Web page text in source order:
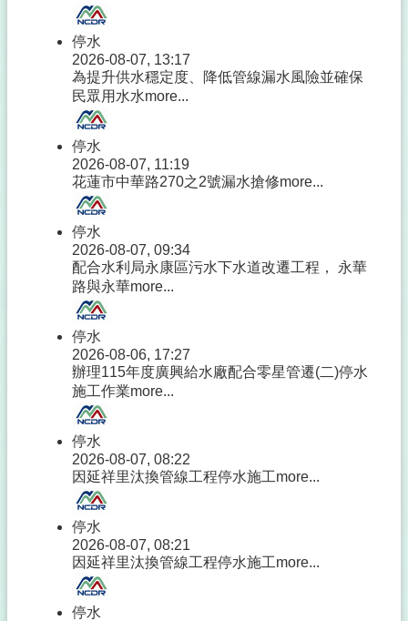
停水
2026-08-07, 13:17
為提升供水穩定度、降低管線漏水風險並確保
民眾用水水more...
停水
2026-08-07, 11:19
花蓮市中華路270之2號漏水搶修more...
停水
2026-08-07, 09:34
配合水利局永康區污水下水道改遷工程， 永華
路與永華more...
停水
2026-08-06, 17:27
辦理115年度廣興給水廠配合零星管遷(二)停水
施工作業more...
停水
2026-08-07, 08:22
因延祥里汰換管線工程停水施工more...
停水
2026-08-07, 08:21
因延祥里汰換管線工程停水施工more...
停水